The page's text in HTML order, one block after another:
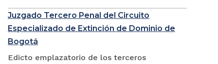
Juzgado Tercero Penal del Circuito
Especializado de Extinción de Dominio de
Bogotá
Edicto emplazatorio de los terceros